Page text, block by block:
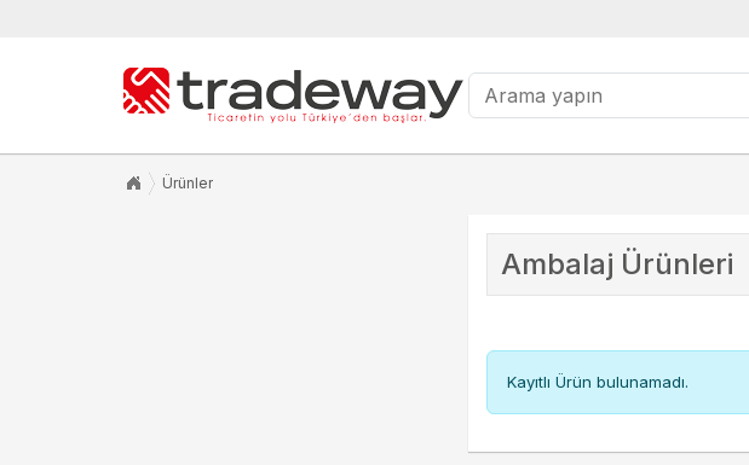
Ürünler
Ambalaj Ürünleri
Kayıtlı Ürün bulunamadı.